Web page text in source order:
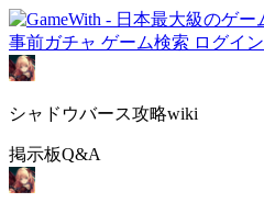
事前ガチャ ゲーム検索 ログイン
シャドウバース攻略wiki
掲示板Q&A